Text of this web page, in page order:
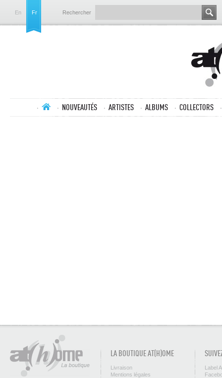
En Fr Rechercher
NOUVEAUTÉS ARTISTES ALBUMS COLLECTORS
LA BOUTIQUE AT(H)OME
Livraison
Mentions légales
Label